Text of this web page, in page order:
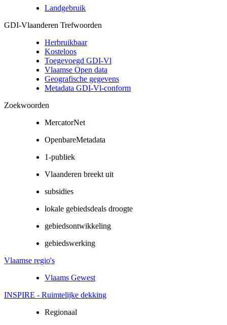
Landgebruik
GDI-Vlaanderen Trefwoorden
Herbruikbaar
Kosteloos
Toegevoegd GDI-Vl
Vlaamse Open data
Geografische gegevens
Metadata GDI-Vl-conform
Zoekwoorden
MercatorNet
OpenbareMetadata
1-publiek
Vlaanderen breekt uit
subsidies
lokale gebiedsdeals droogte
gebiedsontwikkeling
gebiedswerking
Vlaamse regio's
Vlaams Gewest
INSPIRE - Ruimtelijke dekking
Regionaal